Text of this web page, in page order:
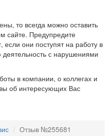
то всегда можно оставить
сайте. Предупредите
если они поступят на работу в
с нарушениями
в компании, о коллегах и
об интересующих Вас
Отзыв №255681